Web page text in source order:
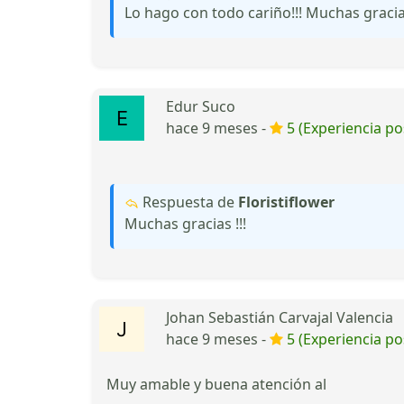
Lo hago con todo cariño!!! Muchas
Edur Suco
hace 9 meses -
5 (Experiencia
Respuesta de Floristiflower
Muchas gracias !!!
Johan Sebastián Carvajal Valencia
hace 9 meses -
5 (Experiencia
Muy amable y buena atención al